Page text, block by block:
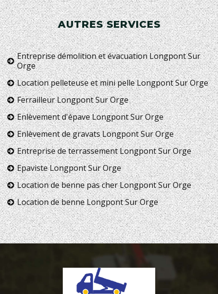
AUTRES SERVICES
Entreprise démolition et évacuation Longpont Sur
Orge
Location pelleteuse et mini pelle Longpont Sur Orge
Ferrailleur Longpont Sur Orge
Enlèvement d'épave Longpont Sur Orge
Enlèvement de gravats Longpont Sur Orge
Entreprise de terrassement Longpont Sur Orge
Epaviste Longpont Sur Orge
Location de benne pas cher Longpont Sur Orge
Location de benne Longpont Sur Orge